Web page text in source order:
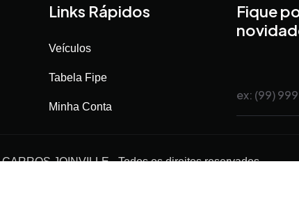
Links Rápidos
Veículos
Tabela Fipe
Minha Conta
Fique
CARROS JOINVILLE- Todos os direitos reservados.